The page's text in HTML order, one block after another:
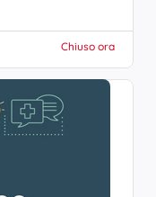
Chiuso ora